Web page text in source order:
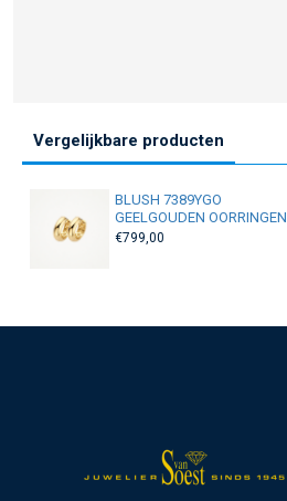
Vergelijkbare producten
BLUSH 7389YGO
GEELGOUDEN OORRINGEN
€799,00